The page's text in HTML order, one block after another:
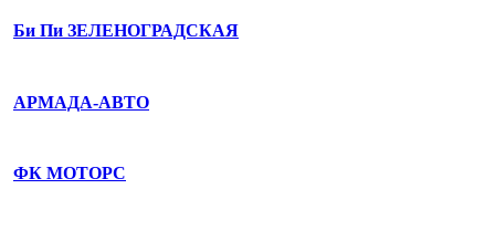
Би Пи ЗЕЛЕНОГРАДСКАЯ
АРМАДА-АВТО
ФК МОТОРС